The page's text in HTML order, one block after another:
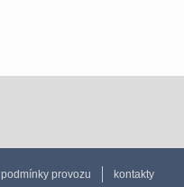
podmínky provozu kontakty